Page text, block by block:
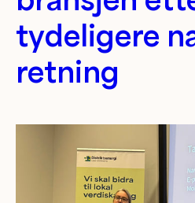
tydeligere
retning